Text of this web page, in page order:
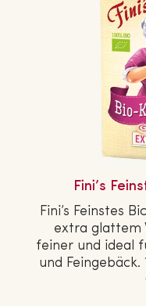
Fini’s
Fini’s Feinstes
extra glattem
feiner und ideal
und Fein­ge­bäck.